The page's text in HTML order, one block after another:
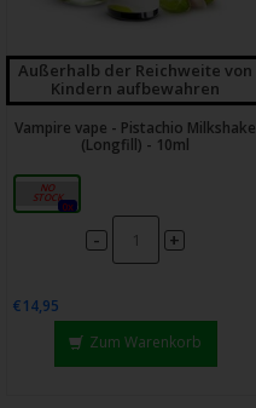
Außerhalb der Reichweite von
Kindern aufbewahren
Vampire vape - Pistachio Milkshake
(Longfill) - 10ml
10ml
0x
- +
€14,95
Zum Warenkorb